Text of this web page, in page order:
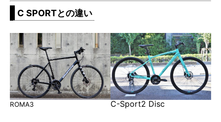
C SPORTとの違い
ROMA3 C-Sport2 Disc